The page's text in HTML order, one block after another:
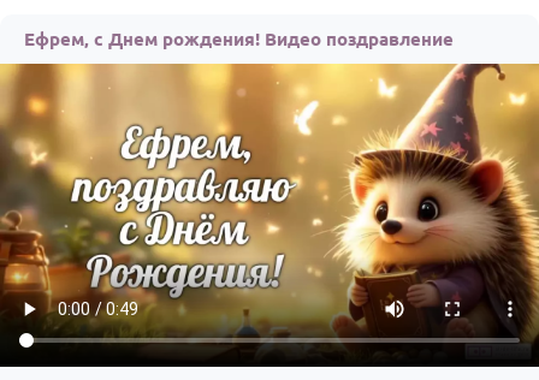
Детям
Все родственники
ПЕРСОНАЛЬНЫЕ
Пожелания
По именам
По годам
Ефрем, с Днем рождения! Видео поздравление